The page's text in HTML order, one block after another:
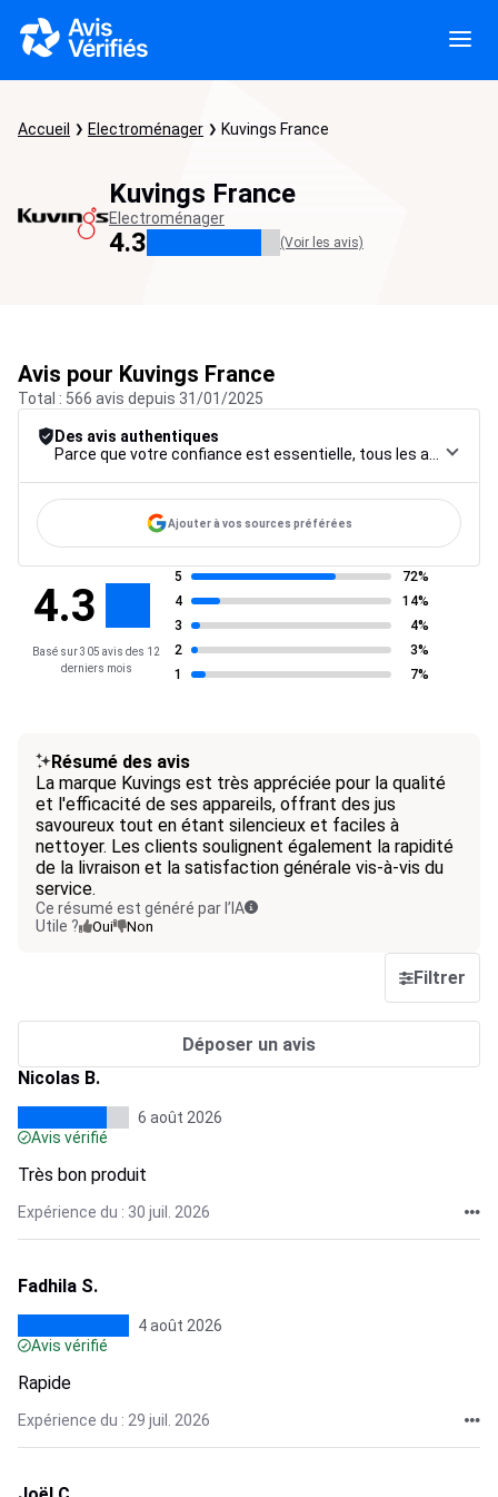
Accueil Electroménager Kuvings France
Kuvings France
Electroménager
4.3 (Voir les avis)
Avis pour Kuvings France
Total : 566 avis depuis 31/01/2025
Des avis authentiques
Ajouter à vos sources préférées
4.3
Basé sur 305 avis des 12
derniers mois
5
72%
4
14%
3
4%
2
3%
1
7%
Résumé des avis
La marque Kuvings est très appréciée pour la qualité
et l'efficacité de ses appareils, offrant des jus
savoureux tout en étant silencieux et faciles à
nettoyer. Les clients soulignent également la rapidité
de la livraison et la satisfaction générale vis-à-vis du
service.
Ce résumé est généré par l’IA
Utile ?
Oui Non
Filtrer
Déposer un avis
Nicolas B.
6 août 2026
Avis vérifié
Très bon produit
Expérience du : 30 juil. 2026
Fadhila S.
4 août 2026
Avis vérifié
Rapide
Expérience du : 29 juil. 2026